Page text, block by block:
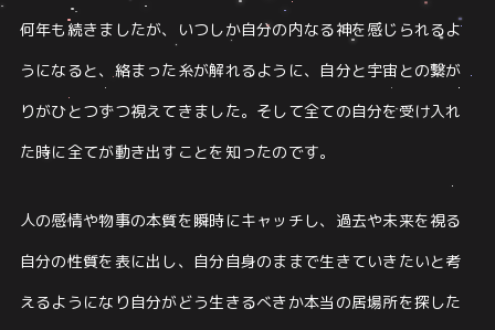
何年も続きましたが、いつしか自分の内なる神を感じられるよ
うになると、絡まった⽷が解れるように、⾃分と宇宙との繋が
りがひとつずつ視えてきました。 そして全ての自分を受け入れ
た時に全てが動き出すことを知ったのです。
人の感情や物事の本質を瞬時にキャッチし、過去や未来を視る
自分の性質を表に出し、自分自身のままで⽣きていきたいと考
えるようになり自分がどう生きるべきか本当の居場所を探した